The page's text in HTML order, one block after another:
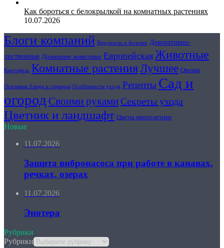
Как бороться с белокрылкой на комнатных растениях
10.07.2026
Блоги компаний Вредители и болезни Декоративно-
лиственные Домашние животные Европейская Животные
Картофель Комнатные растенияЛучшее Овощи
Основные блюда и гарниры Особенности ухода Рецепты Сад и
огород Своими рукамиСекреты ухода
Цветник и ландшафт Цветы многолетние
Новые
11.07.2026
Защита вибронасоса при работе в канавах,
речках, озерах
11.07.2026
Энотера
Рубрики
Рубрики